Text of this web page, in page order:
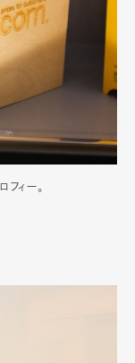
ィー。